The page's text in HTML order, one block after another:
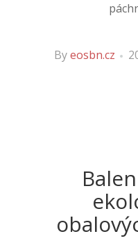
Byeosbn.cz